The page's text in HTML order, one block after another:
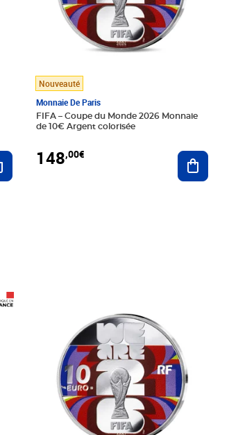
Ajouter au panier
Nouveauté
Monnaie De Paris
FIFA – Coupe du Monde 2026 Monnaie
de 10€ Argent colorisée
148,00€